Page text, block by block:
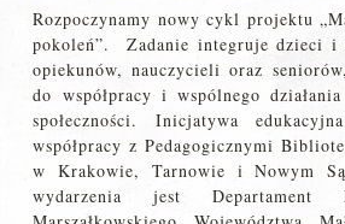
Rozpoczynamy nowy cykl projektu
pokoleń”. Zadanie integruje dzieci i
opiekunów, nauczycieli oraz
do współpracy i wspólnego
społeczności. Inicjatywa
współpracy z Pedagogicznymi
w Krakowie, Tarnowie i Nowym
wydarzenia jest Departament